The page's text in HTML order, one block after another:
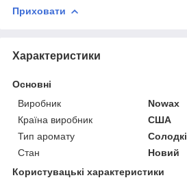
Приховати
Характеристики
Основні
Виробник
Nowax
Країна виробник
США
Тип аромату
Солодкі
Стан
Новий
Користувацькі характеристики